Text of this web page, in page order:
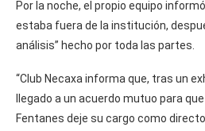
Por la noche, el propio equipo
estaba fuera de la institución,
análisis” hecho por toda las partes.
“Club Necaxa informa que, tras un
llegado a un acuerdo mutuo para
Fentanes deje su cargo como